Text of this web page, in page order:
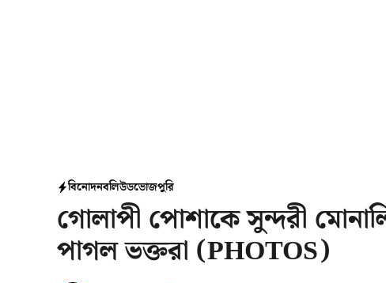
বিনোদনবলিউডভোজপুরি
গোলাপী পোশাকে সুন্দরী
পাগল ভক্তরা (PHOTOS)